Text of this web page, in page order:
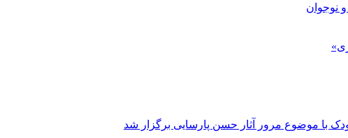
نوجوان
با موضوع مرور آثار حسن پارسایی برگزار شد